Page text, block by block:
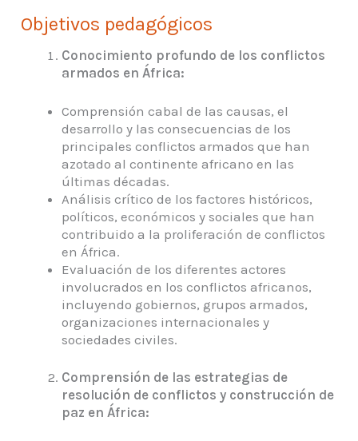
Objetivos pedagógicos
Conocimiento profundo de los conflictos
armados en África:
Comprensión cabal de las causas, el
desarrollo y las consecuencias de los
principales conflictos armados que han
azotado al continente africano en las
últimas décadas.
Análisis crítico de los factores históricos,
políticos, económicos y sociales que han
contribuido a la proliferación de conflictos
en África.
Evaluación de los diferentes actores
involucrados en los conflictos africanos,
incluyendo gobiernos, grupos armados,
organizaciones internacionales y
sociedades civiles.
Comprensión de las estrategias de
resolución de conflictos y construcción de
paz en África: